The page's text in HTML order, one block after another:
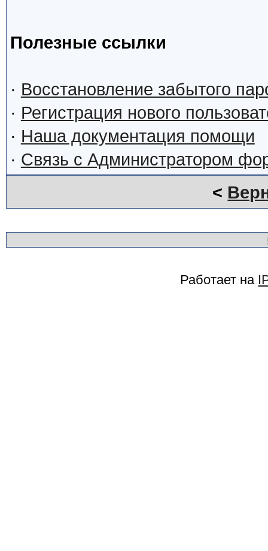
Полезные ссылки
· Восстановление забытого
· Регистрация нового
· Наша документация помощи
· Связь с Администратором
<
Работает на